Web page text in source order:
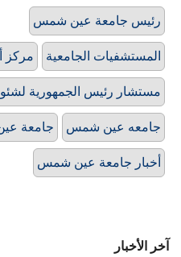
رئيس جامعة عين شمس
مركز المستشفيات الجامعية
مستشار رئيس الجمهورية
جامعة جامعه عين شمس
أخبار جامعة عين شمس
آخر الأخبار